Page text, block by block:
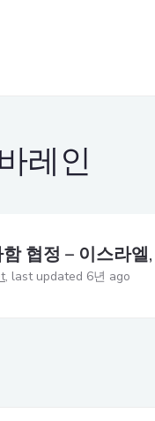
바레인
협정 – 이스라
last updated 6년 ago